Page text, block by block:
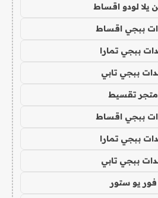
يلا لودو اقساط
ببجي اقساط
ببجي تمارا
ببجي تابي
متجر تقسيط
ببجي اقساط
ببجي تمارا
ببجي تابي
فور يو ستور